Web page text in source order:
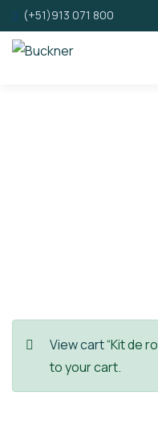
(+51)913 071 800
View cart“Kit de
to your cart.